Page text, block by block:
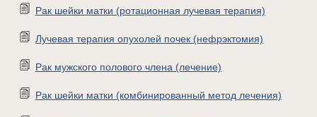
Рак шейки матки (ротационная лучевая терапия)
Лучевая терапия опухолей почек (нефрэктомия)
Рак мужского полового члена (лечение)
Рак шейки матки (комбинированный метод лечения)